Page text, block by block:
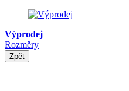
Výprodej
Rozměry
Zpět